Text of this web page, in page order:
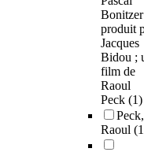
produit
Jacques
Bidou ;
film de
Raoul
Peck (1)
Peck,
Raoul